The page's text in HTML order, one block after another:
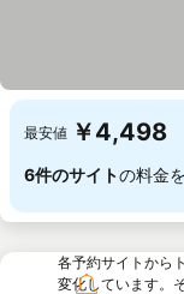
最安値 ￥4,498
6件のサイトの料金
各予約サイトから
変化しています。